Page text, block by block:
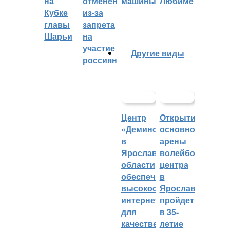
Кубке
главы
Шарьи
из-за
запрета
на
участие
россиян
Другие виды
Центр
«Демино»
в
Ярославской
области
обеспечивают
высокоскоростным
интернетом
для
качественных
Открытие
основной
арены
волейбольного
центра
в
Ярославле
пройдет
в 35-
летие